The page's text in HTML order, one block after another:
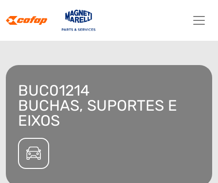
BUC01214
BUCHAS, SUPORTES E
EIXOS